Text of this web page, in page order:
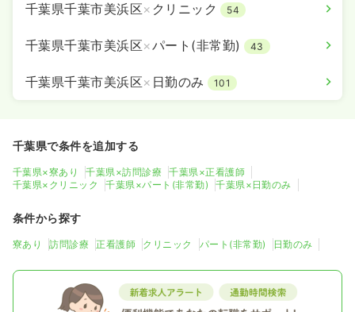
千葉県千葉市美浜区× クリニック 54
千葉県千葉市美浜区×パート(非常勤) 43
千葉県千葉市美浜区× 日勤のみ 101
千葉県で条件を追加する
千葉県×寮あり 千葉県×訪問診療
千葉県×正看護師
千葉県×クリニック
千葉県×パート(非常勤) 千葉県×日勤のみ
条件から探す
寮あり 訪問診療 正看護師 クリニック パート(非常勤) 日勤のみ